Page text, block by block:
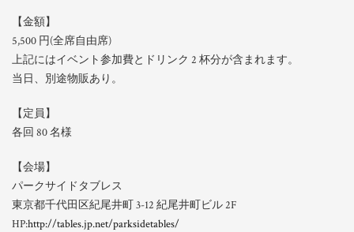
【金額】
5,500 円(全席自由席)
上記にはイベント参加費とドリンク 2 杯分が含まれます。
当日、別途物販あり。
【定員】
各回 80 名様
【会場】
パークサイドタブレス
東京都千代田区紀尾井町 3-12 紀尾井町ビル 2F
HP:http://tables.jp.net/parksidetables/